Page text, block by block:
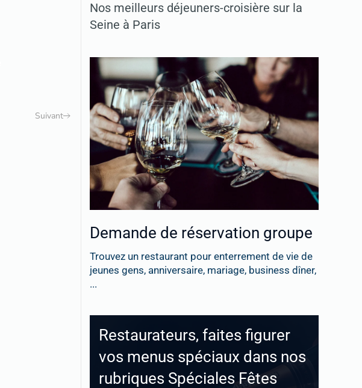
Suivant
Nos meilleurs déjeuners-croisière sur la
Seine à Paris
Demande de réservation groupe
Trouvez un restaurant pour enterrement de vie de
jeunes gens, anniversaire, mariage, business dîner,
...
Restaurateurs, faites figurer
vos menus spéciaux dans nos
rubriques Spéciales Fêtes